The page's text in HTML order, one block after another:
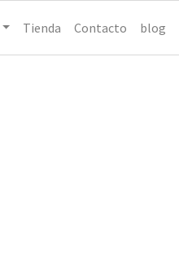
Tienda Contacto blog